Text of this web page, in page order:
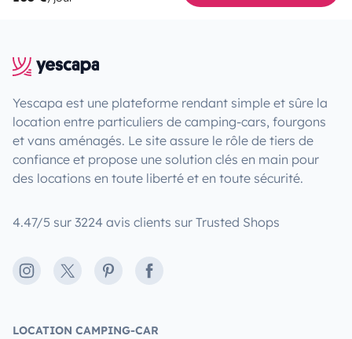
Yescapa est une plateforme rendant simple et sûre la
location entre particuliers de camping-cars, fourgons
et vans aménagés. Le site assure le rôle de tiers de
confiance et propose une solution clés en main pour
des locations en toute liberté et en toute sécurité.
4.47/5 sur 3224 avis clients sur Trusted Shops
Instagram
X PinterestFacebook
LOCATION CAMPING-CAR